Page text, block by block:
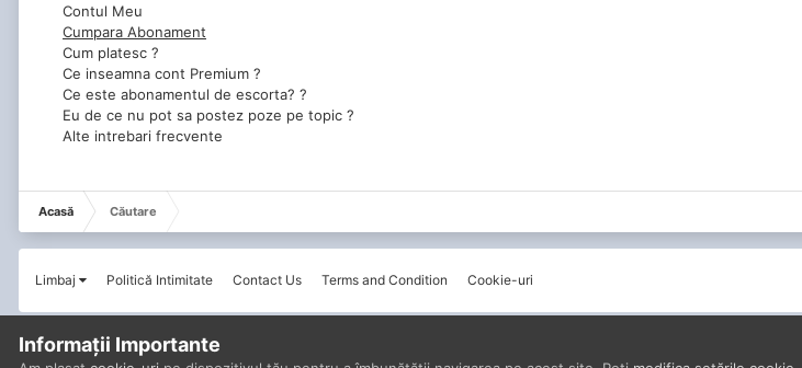
Contul Meu
Cumpara Abonament
Cum platesc ?
Ce inseamna cont Premium ?
Ce este abonamentul de escorta? ?
Eu de ce nu pot sa postez poze pe topic ?
Alte intrebari frecvente
Acasă Căutare
Limbaj Politică Intimitate Contact Us Terms and Condition Cookie-uri
Informații Importante